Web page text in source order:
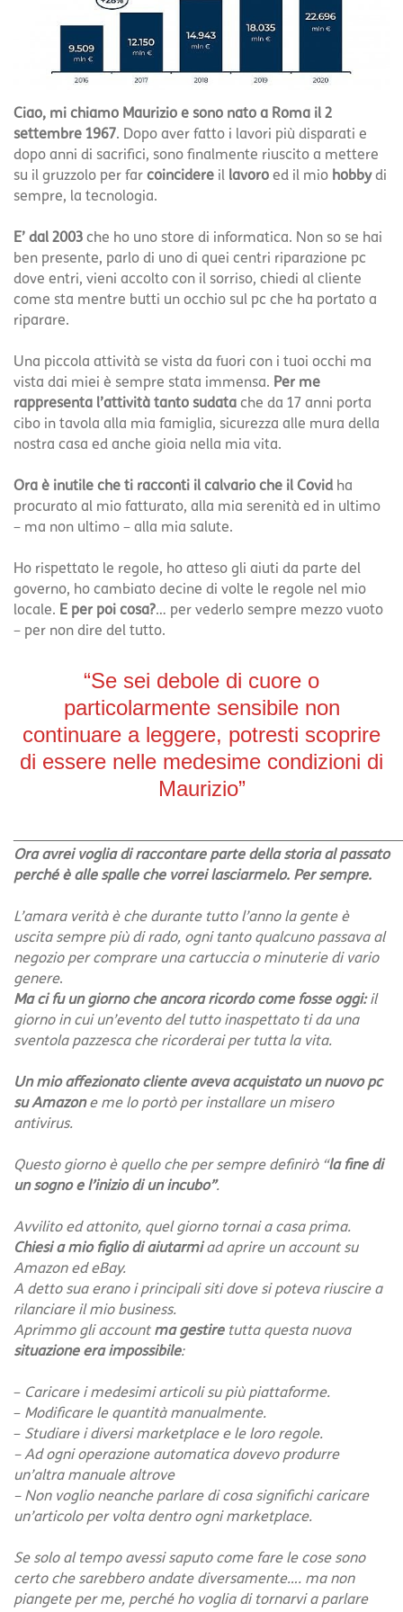
Ciao, mi chiamo Maurizio e sono nato a Roma il 2
settembre 1967. Dopo aver fatto i lavori più disparati e
dopo anni di sacrifici, sono finalmente riuscito a mettere
su il gruzzolo per far coincidere il lavoro ed il mio hobbydi
sempre, la tecnologia.
E’ dal 2003 che ho uno store di informatica. Non so se hai
ben presente, parlo di uno di quei centri riparazione pc
dove entri, vieni accolto con il sorriso, chiedi al cliente
come sta mentre butti un occhio sul pc che ha portato a
riparare.
Una piccola attività se vista da fuori con i tuoi occhi ma
vista dai miei è sempre stata immensa. Per me
rappresenta l’attività tanto sudata che da 17 anni porta
cibo in tavola alla mia famiglia, sicurezza alle mura della
nostra casa ed anche gioia nella mia vita.
Ora è inutile che ti racconti il calvario che il Covid ha
procurato al mio fatturato, alla mia serenità ed in ultimo
– ma non ultimo – alla mia salute.
Ho rispettato le regole, ho atteso gli aiuti da parte del
governo, ho cambiato decine di volte le regole nel mio
locale. E per poi cosa?… per vederlo sempre mezzo vuoto
– per non dire del tutto.
“Se sei debole di cuore o
particolarmente sensibile non
continuare a leggere, potresti scoprire
di essere nelle medesime condizioni di
Maurizio”
Ora avrei voglia di raccontare parte della storia al passato
perché è alle spalle che vorrei lasciarmelo. Per sempre.
L’amara verità è che durante tutto l’anno la gente è
uscita sempre più di rado, ogni tanto qualcuno passava al
negozio per comprare una cartuccia o minuterie di vario
genere.
Ma ci fu un giorno che ancora ricordo come fosse oggi:il
giorno in cui un’evento del tutto inaspettato ti da una
sventola pazzesca che ricorderai per tutta la vita.
Un mio affezionato cliente aveva acquistato un nuovo pc
su Amazone me lo portò per installare un misero
antivirus.
Questo giorno è quello che per sempre definirò “la fine di
un sogno e l’inizio di un incubo”.
Avvilito ed attonito, quel giorno tornai a casa prima.
Chiesi a mio figlio di aiutarmiad aprire un account su
Amazon ed eBay.
A detto sua erano i principali siti dove si poteva riuscire a
rilanciare il mio business.
Aprimmo gli account ma gestiretutta questa nuova
situazione era impossibile:
– Caricare i medesimi articoli su più piattaforme.
– Modificare le quantità manualmente.
– Studiare i diversi marketplace e le loro regole.
– Ad ogni operazione automatica dovevo produrre
un’altra manuale altrove
– Non voglio neanche parlare di cosa significhi caricare
un’articolo per volta dentro ogni marketplace.
Se solo al tempo avessi saputo come fare le cose sono
certo che sarebbero andate diversamente…. ma non
piangete per me, perché ho voglia di tornarvi a parlare